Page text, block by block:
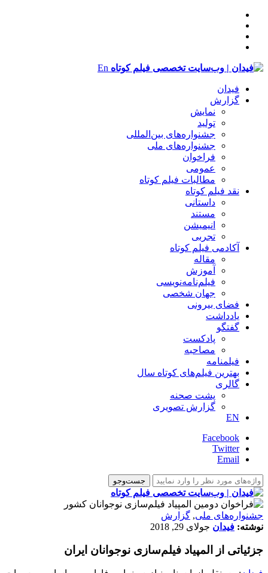
En
فیدان
گزارش
نمایش
تولید
‌‌جشنواره‌های بین‌المللی
جشنواره‌های ملی
فراخوان
عمومی
مطالبات فیلم کوتاه
نقد فیلم کوتاه
داستانی
مستند
انیمیشن
تجربی
آکادمی فیلم کوتاه
مقاله
آموزش
فیلم‌نامه‌نویسی
جهان شخصی
فضای بیرونی
یادداشت
گفتگو
پادکست
مصاحبه
فیلمنامه
بهترین فیلم‌های کوتاه سال
گالری
پشت صحنه
گزارش تصویری
EN
Facebook
Twitter
Email
جشنواره‌های ملی, گزارش
نوشته: فیدان جولای 29, 2018
جزئیاتی از المپیاد فیلم‌سازی نوجوانان ایران